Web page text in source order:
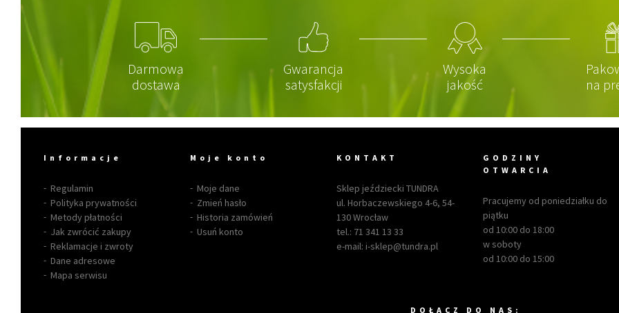
Darmowa
dostawa
Gwarancja
satysfakcji
Wysoka
jakość
na
Informacje
Regulamin
Polityka prywatności
Metody płatności
Jak zwrócić zakupy
Reklamacje i zwroty
Dane adresowe
Mapa serwisu
Moje konto
Moje dane
Zmień hasło
Historia zamówień
Usuń konto
KONTAKT
Sklep jeździecki TUNDRA
ul. Horbaczewskiego 4-6, 54-
130 Wrocław
tel.: 71 341 13 33
e-mail: i-sklep@tundra.pl
GODZINY
OTWARCIA
Pracujemy od poniedziałku do
piątku
od 10:00 do 18:00
w soboty
od 10:00 do 15:00
DOŁACZ DO NAS: